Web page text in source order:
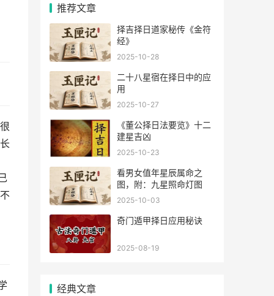
推荐文章
择吉择日道家秘传《金符
经》
2025-10-28
二十八星宿在择日中的应
用
2025-10-27
《董公择日法要览》十二
建星吉凶
2025-10-23
看男女值年星辰属命之
图，附：九星照命灯图
2025-10-03
奇门遁甲择日应用秘诀
2025-08-19
经典文章